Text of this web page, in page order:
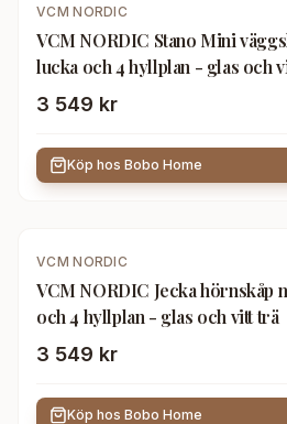
VCM NORDIC
VCM NORDIC Stano Mini
lucka och 4 hyllplan - glas och
3 549 kr
Köp hos Bobo Home
VCM NORDIC
VCM NORDIC Jecka hörnskåp
och 4 hyllplan - glas och vitt trä
3 549 kr
Köp hos Bobo Home